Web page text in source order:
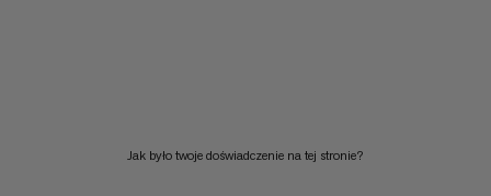
Jak było twoje doświadczenie na tej stronie?